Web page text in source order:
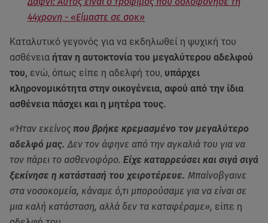
44χρονη - «Είμαστε σε σοκ»
Καταλυτικό γεγονός για να εκδηλωθεί η ψυχική του
ασθένεια ήταν η αυτοκτονία του μεγαλύτερου αδελφού
του, ενώ, όπως είπε η αδελφή του, υπάρχει
κληρονομικότητα στην οικογένεια, αφού από την ίδια
ασθένεια πάσχει και η μητέρα τους.
«Ήταν εκείνος που βρήκε κρεμασμένο τον μεγαλύτερο
αδελφό μας.Δεν τον άφηνε από την αγκαλιά του για να
τον πάρει το ασθενοφόρο. Είχε καταρρεύσει και σιγά σιγά
ξεκίνησε η κατάστασή του χειροτέρευε. Μπαίνοβγαινε
στα νοσοκομεία, κάναμε ό,τι μπορούσαμε για να είναι σε
μια καλή κατάσταση, αλλά δεν τα καταφέραμε», είπε η